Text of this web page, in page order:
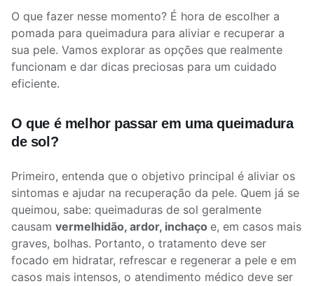
O que fazer nesse momento? É hora de escolher a
pomada para queimadura para aliviar e recuperar a
sua pele. Vamos explorar as opções que realmente
funcionam e dar dicas preciosas para um cuidado
eficiente.
O que é melhor passar em uma queimadura
de sol?
Primeiro, entenda que o objetivo principal é aliviar os
sintomas e ajudar na recuperação da pele. Quem já se
queimou, sabe: queimaduras de sol geralmente
causam vermelhidão, ardor, inchaço e, em casos mais
graves, bolhas. Portanto, o tratamento deve ser
focado em hidratar, refrescar e regenerar a pele e em
casos mais intensos, o atendimento médico deve ser